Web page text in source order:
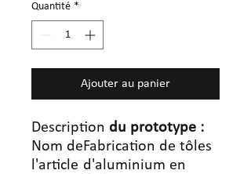
Quantité *
Ajouter au panier
Description du prototype :
Nom de
l'article
Fabrication de tôles
d'aluminium en